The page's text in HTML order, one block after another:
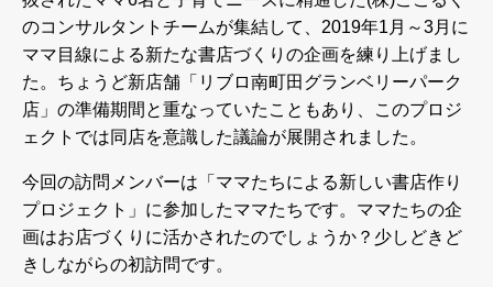
のコンサルタントチームが集結して、2019年1月～3月に
ママ目線による新たな書店づくりの企画を練り上げまし
た。ちょうど新店舗「リブロ南町田グランベリーパーク
店」の準備期間と重なっていたこともあり、このプロジ
ェクトでは同店を意識した議論が展開されました。
今回の訪問メンバーは「ママたちによる新しい書店作り
プロジェクト」に参加したママたちです。ママたちの企
画はお店づくりに活かされたのでしょうか？少しどきど
きしながらの初訪問です。